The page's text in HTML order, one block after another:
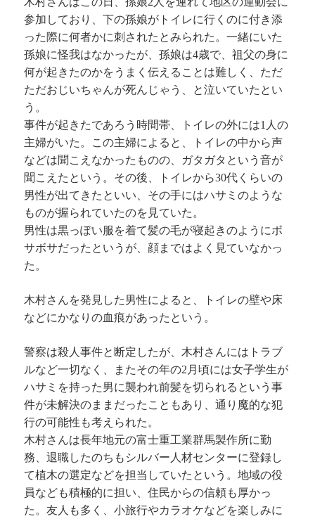
参加しており、下の孫娘がトイレに行くのに付き添
った際に何者かに刺されたとみられた。一緒にいた
孫娘に怪我はなかったが、孫娘は4歳で、祖父の身に
何が起きたのかをうまく伝えることは難しく、ただ
ただおじいちゃんが死んじゃう、と泣いていたとい
う。
事件が起きたであろう時間帯、トイレの外には1人の
主婦がいた。この主婦によると、トイレの中から声
などは聞こえなかったものの、ガタガタという音が
聞こえたという。その後、トイレから30代くらいの
男性が出てきたといい、その手にはハサミのような
ものが握られていたのを見ていた。
男性は黒っぽい服を着て髪の毛が寝起きのようにボ
サボサだったというが、顔まではよく見ていなかっ
た。
木村さんを発見した男性によると、トイレの壁や床
などにかなりの血痕があったという。
警察は殺人事件と断定したが、木村さんにはトラブ
ルなど一切なく、またその年の2月頃には女子学生が
ハサミを持った男に襲われ前髪を切られるという事
件が未解決のままだったこともあり、通り魔的な犯
行の可能性も考えられた。
木村さんは長年地元の富士重工業群馬製作所に勤
務、退職したのちもシルバー人材センターに登録し
て植木の選定などを担当していたという。地域の役
員なども積極的に担い、住民からの信頼も厚かっ
た。友人も多く、小旅行やカラオケなどを楽しみに